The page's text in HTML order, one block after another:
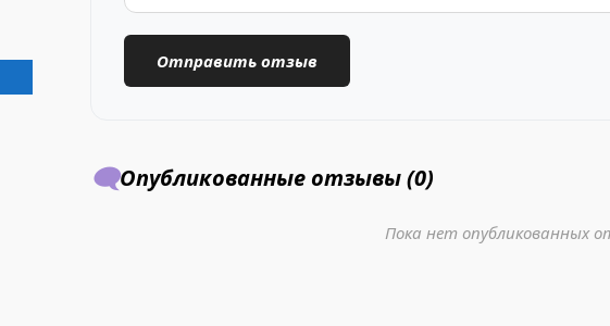
🗨️Опубликованные отзывы (0)
Пока нет опубликованных